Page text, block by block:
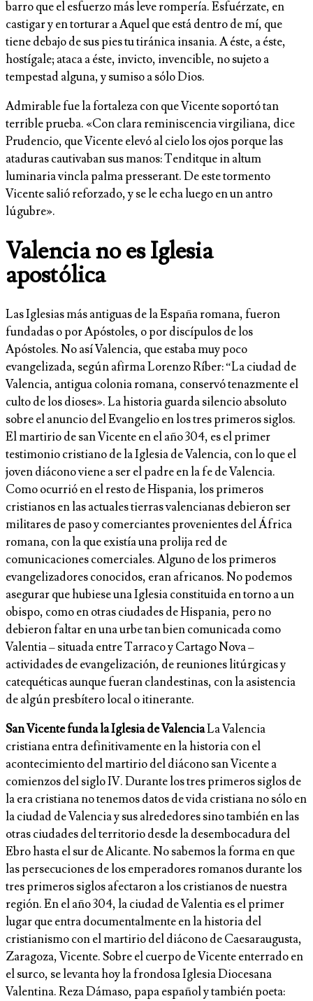
barro que el esfuerzo más leve rompería. Esfuérzate, en
castigar y en torturar a Aquel que está dentro de mí, que
tiene debajo de sus pies tu tiránica insania. A éste, a éste,
hostígale; ataca a éste, invicto, invencible, no sujeto a
tempestad alguna, y sumiso a sólo Dios.
Admirable fue la fortaleza con que Vicente soportó tan
terrible prueba. «Con clara reminiscencia virgiliana, dice
Prudencio, que Vicente elevó al cielo los ojos porque las
ataduras cautivaban sus manos: Tenditque in altum
luminaria vincla palma presserant. De este tormento
Vicente salió reforzado, y se le echa luego en un antro
lúgubre».
Valencia no es Iglesia
apostólica
Las Iglesias más antiguas de la España romana, fueron
fundadas o por Apóstoles, o por discípulos de los
Apóstoles. No así Valencia, que estaba muy poco
evangelizada, según afirma Lorenzo Ríber: “La ciudad de
Valencia, antigua colonia romana, conservó tenazmente el
culto de los dioses». La historia guarda silencio absoluto
sobre el anuncio del Evangelio en los tres primeros siglos.
El martirio de san Vicente en el año 304, es el primer
testimonio cristiano de la Iglesia de Valencia, con lo que el
joven diácono viene a ser el padre en la fe de Valencia.
Como ocurrió en el resto de Hispania, los primeros
cristianos en las actuales tierras valencianas debieron ser
militares de paso y comerciantes provenientes del África
romana, con la que existía una prolija red de
comunicaciones comerciales. Alguno de los primeros
evangelizadores conocidos, eran africanos. No podemos
asegurar que hubiese una Iglesia constituida en torno a un
obispo, como en otras ciudades de Hispania, pero no
debieron faltar en una urbe tan bien comunicada como
Valentia – situada entre Tarraco y Cartago Nova –
actividades de evangelización, de reuniones litúrgicas y
catequéticas aunque fueran clandestinas, con la asistencia
de algún presbítero local o itinerante.
San Vicente funda la Iglesia de ValenciaLa Valencia
cristiana entra definitivamente en la historia con el
acontecimiento del martirio del diácono san Vicente a
comienzos del siglo IV. Durante los tres primeros siglos de
la era cristiana no tenemos datos de vida cristiana no sólo en
la ciudad de Valencia y sus alrededores sino también en las
otras ciudades del territorio desde la desembocadura del
Ebro hasta el sur de Alicante. No sabemos la forma en que
las persecuciones de los emperadores romanos durante los
tres primeros siglos afectaron a los cristianos de nuestra
región. En el año 304, la ciudad de Valentia es el primer
lugar que entra documentalmente en la historia del
cristianismo con el martirio del diácono de Caesaraugusta,
Zaragoza, Vicente. Sobre el cuerpo de Vicente enterrado en
el surco, se levanta hoy la frondosa Iglesia Diocesana
Valentina. Reza Dámaso, papa español y también poeta: